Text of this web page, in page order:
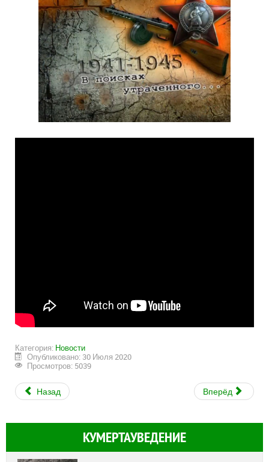
Категория: Новости
Опубликовано: 30 Июля 2020
Просмотров: 5039
Назад Вперёд
КУМЕРТАУВЕДЕНИЕ